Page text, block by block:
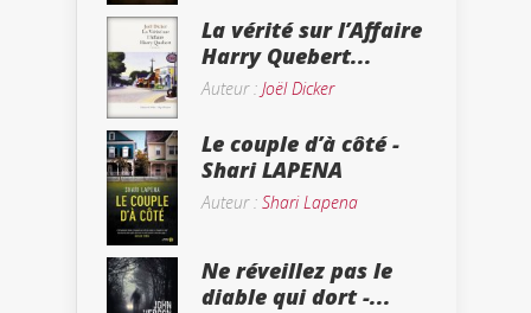
La vérité sur l’Affaire
Harry Quebert...
Auteur : Joël Dicker
Le couple d’à côté -
Shari LAPENA
Auteur : Shari Lapena
Ne réveillez pas le
diable qui dort -...